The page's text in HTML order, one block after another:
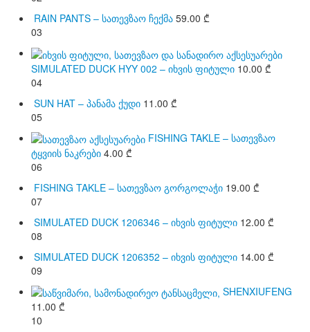
RAIN PANTS – სათევზაო ჩექმა 59.00 ₾
03
SIMULATED DUCK HYY 002 – იხვის ფიტული 10.00 ₾
04
SUN HAT – პანამა ქუდი 11.00 ₾
05
FISHING TAKLE – სათევზაო
ტყვიის ნაკრები 4.00 ₾
06
FISHING TAKLE – სათევზაო გორგოლაჭი 19.00 ₾
07
SIMULATED DUCK 1206346 – იხვის ფიტული 12.00 ₾
08
SIMULATED DUCK 1206352 – იხვის ფიტული 14.00 ₾
09
SHENXIUFENG
11.00 ₾
10